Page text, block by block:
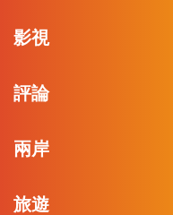
影視
評論
兩岸
旅遊